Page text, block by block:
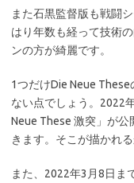
また石黒監督版も戦闘
はり年数も経って技術
ンの方が綺麗です。
1つだけDie Neue
ない点でしょう。2022
Neue These 激突」が
きます。そこが描かれ
また、2022年3月8日ま